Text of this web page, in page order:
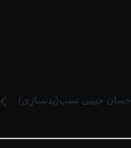
احسان حبیبی نسب(بدنسازی)